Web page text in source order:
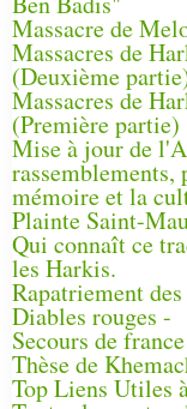
Massacre de
Massacres de
(Deuxième
Massacres de
(Première partie)
Mise à jour de
rassemblements,
mémoire et la
Plainte Saint-
Qui connaît ce
les Harkis.
Rapatriement
Diables rouges -
Secours de
Thèse de
Top Liens Utiles